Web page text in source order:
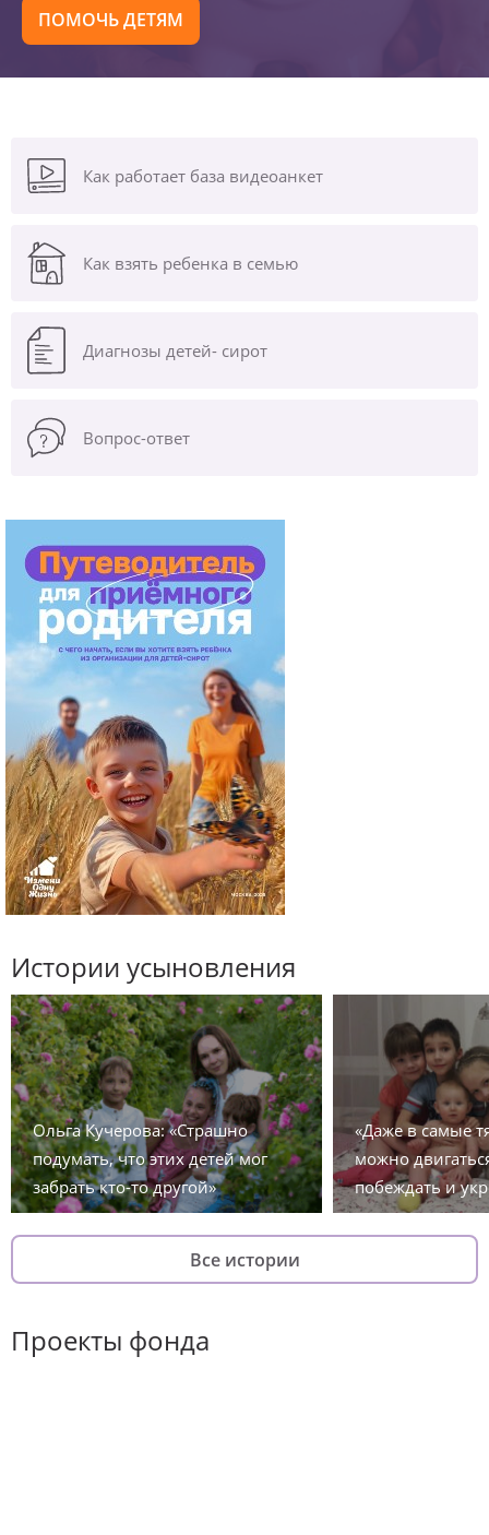
ПОМОЧЬ ДЕТЯМ
Как работает база видеоанкет
Как взять ребенка в семью
Диагнозы детей- сирот
Вопрос-ответ
Истории усыновления
Ольга Кучерова: «Страшно
подумать, что этих детей мог
забрать кто-то другой»
«Даже в самые
можно
побеждать и
Все истории
Проекты фонда